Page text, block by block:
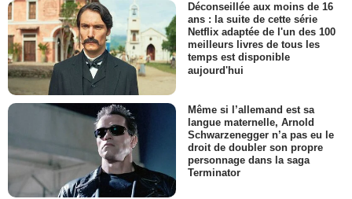
Déconseillée aux moins de 16
ans : la suite de cette série
Netflix adaptée de l'un des 100
meilleurs livres de tous les
temps est disponible
aujourd'hui
Même si l’allemand est sa
langue maternelle, Arnold
Schwarzenegger n’a pas eu le
droit de doubler son propre
personnage dans la saga
Terminator